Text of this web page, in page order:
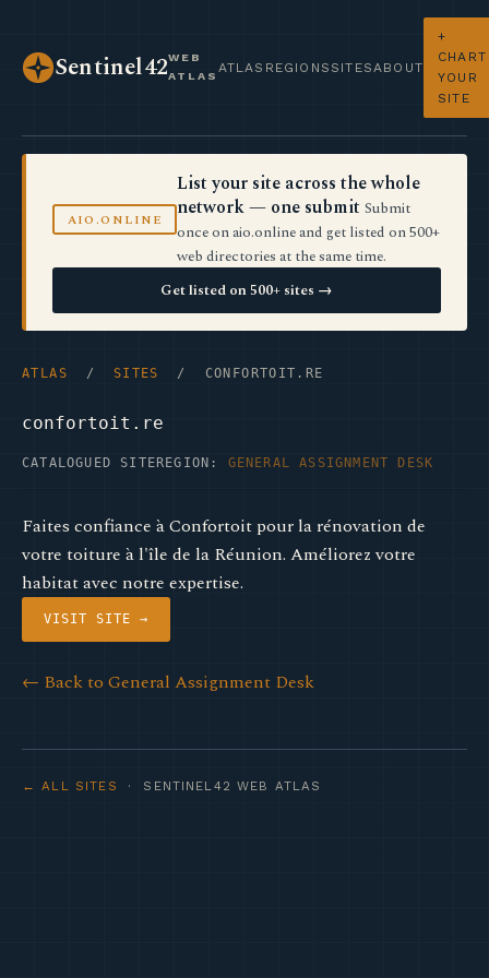
Sentinel42WEB
ATLAS
ATLAS REGIONS SITES ABOUT
+
CHART
YOUR
SITE
AIO.ONLINE
List your site across the whole
network — one submit Submit
once on aio.online and get listed on 500+
web directories at the same time.
Get listed on 500+ sites →
ATLAS / SITES / CONFORTOIT.RE
confortoit.re
CATALOGUED SITE REGION: GENERAL ASSIGNMENT DESK
Faites confiance à Confortoit pour la rénovation de
votre toiture à l'île de la Réunion. Améliorez votre
habitat avec notre expertise.
VISIT SITE →
← Back to General Assignment Desk
← ALL SITES · SENTINEL42 WEB ATLAS